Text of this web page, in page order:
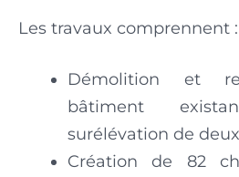
Les travaux comprennent :
Démolition et
bâtiment
surélévation de
Création de 82